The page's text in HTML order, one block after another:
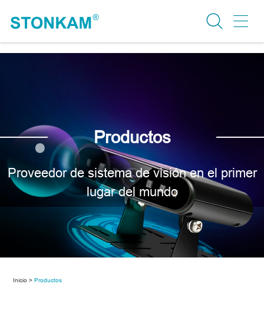
Productos
Proveedor de sistema de visión en el primer
lugar del mundo
Inicio > Productos